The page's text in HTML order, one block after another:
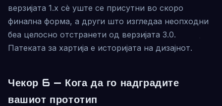
верзијата 1.x сè уште се присутни во скоро
финална форма, а други што изгледаа неопходни
беа целосно отстранети од верзијата 3.0.
Патеката за хартија е историјата на дизајнот.
Чекор 6 — Кога да го надградите
вашиот прототип